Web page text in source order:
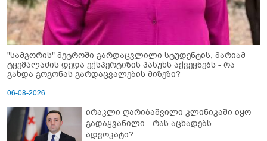
"სამგორის" მეტროში გარდაცვლილი სტუდენტის, მარიამ
ტყემალაძის დედა ექსპერტიზის პასუხს აქვეყნებს - რა
გახდა გოგონას გარდაცვალების მიზეზი?
06-08-2026
ირაკლი ღარიბაშვილი კლინიკაში იყო
გადაყვანილი - რას აცხადებს
ადვოკატი?